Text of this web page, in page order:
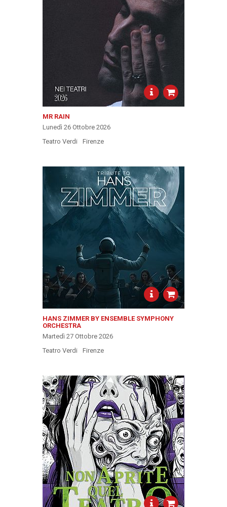
MR RAIN
Lunedì 26 Ottobre 2026
Teatro Verdi
Firenze
HANS ZIMMER BY ENSEMBLE SYMPHONY
ORCHESTRA
Martedì 27 Ottobre 2026
Teatro Verdi
Firenze